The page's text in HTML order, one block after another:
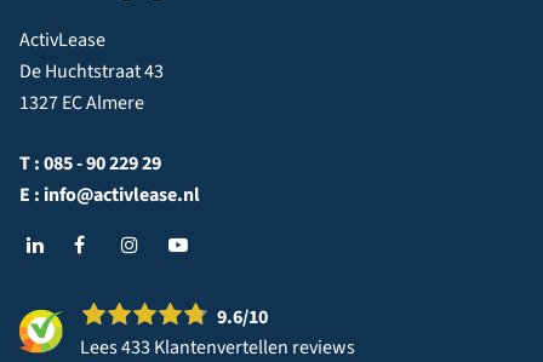
ActivLease
De Huchtstraat 43
1327 EC Almere
T :085 - 90 229 29
E : info@activlease.nl
9.6/10
Lees 433 Klantenvertellen reviews